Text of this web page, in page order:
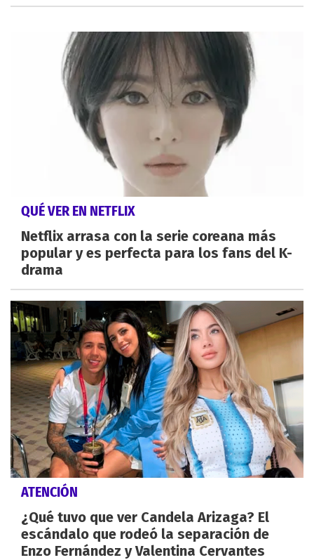
QUÉ VER EN NETFLIX
Netflix arrasa con la serie coreana más
popular y es perfecta para los fans del K-
drama
ATENCIÓN
¿Qué tuvo que ver Candela Arizaga? El
escándalo que rodeó la separación de
Enzo Fernández y Valentina Cervantes